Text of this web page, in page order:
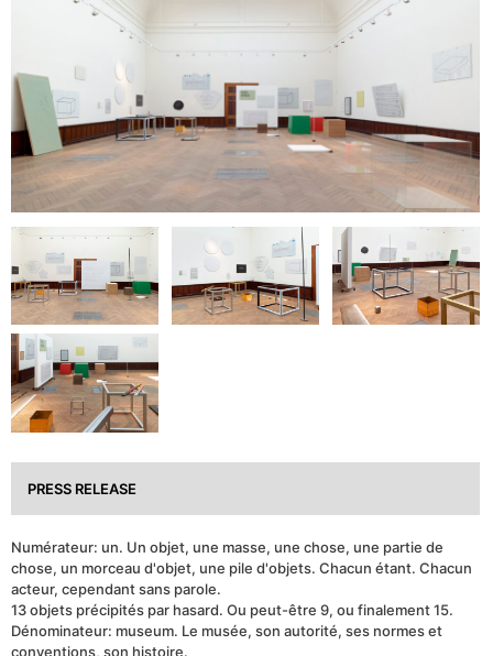
PRESS RELEASE
Numérateur: un. Un objet, une masse, une chose, une partie de
chose, un morceau d'objet, une pile d'objets. Chacun étant. Chacun
acteur, cependant sans parole.
13 objets précipités par hasard. Ou peut-être 9, ou finalement 15.
Dénominateur: museum. Le musée, son autorité, ses normes et
conventions, son histoire.